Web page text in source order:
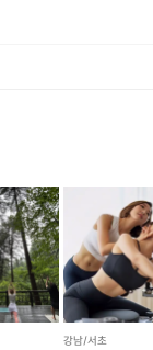
태의 기구다.
강화하고 유
쳐진 기구로
사용 가능 한 데
테스 암사역점
도 사용하고 있
강남/서초